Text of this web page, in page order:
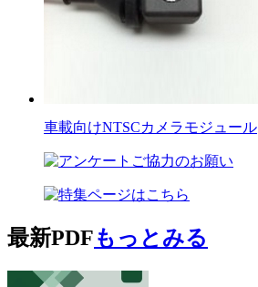
車載向けNTSCカメラモジュール
最新PDFもっとみる